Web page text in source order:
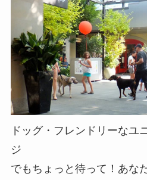
ドッグ・フレンドリーなユ
ジ
でもちょっと待って！あな